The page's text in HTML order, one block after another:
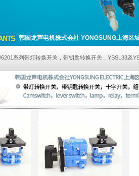
韩国龙声电机株式会社 YONGSUNG上海区
系列带灯转换开关，带钥匙转换开关，YSSL33及